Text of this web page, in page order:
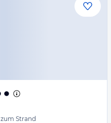
zum Strand